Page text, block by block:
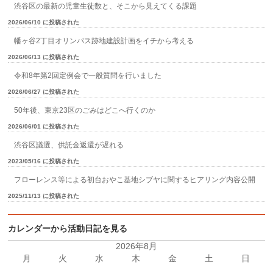
渋谷区の最新の児童生徒数と、そこから見えてくる課題
2026/06/10 に投稿された
幡ヶ谷2丁目オリンパス跡地建設計画をイチから考える
2026/06/13 に投稿された
令和8年第2回定例会で一般質問を行いました
2026/06/27 に投稿された
50年後、東京23区のごみはどこへ行くのか
2026/06/01 に投稿された
渋谷区議選、供託金返還が遅れる
2023/05/16 に投稿された
フローレンス等による初台おやこ基地シブヤに関するヒアリング内容公開
2025/11/13 に投稿された
カレンダーから活動日記を見る
2026年8月
月
火 水 木 金 土 日